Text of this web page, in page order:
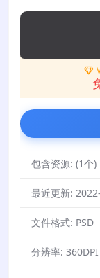
包含资源: (1个)
最近更新:
文件格式: PSD
分辨率: 360DPI